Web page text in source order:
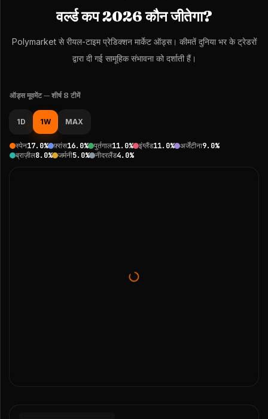
वर्ल्ड कप 2026 कौन जीतेगा?
Polymarket से रीयल-टाइम प्रेडिक्शन मार्केट ऑड्स। कीमतें दुनिया भर के ट्रेडरों
द्वारा दी गई सामूहिक संभावना को दर्शाती हैं।
ऑड्स मूवमेंट — शीर्ष 8 टीमें
1D 1W MAX
स्पेन17.0% फ़्रांस16.0% पुर्तगाल11.0% इंग्लैंड11.0% अर्जेंटीना9.0%
ब्राज़ील8.0% जर्मनी5.0% नीदरलैंड4.0%